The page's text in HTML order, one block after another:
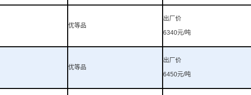
优等品
出厂价
6340元/吨
优等品
出厂价
6450元/吨